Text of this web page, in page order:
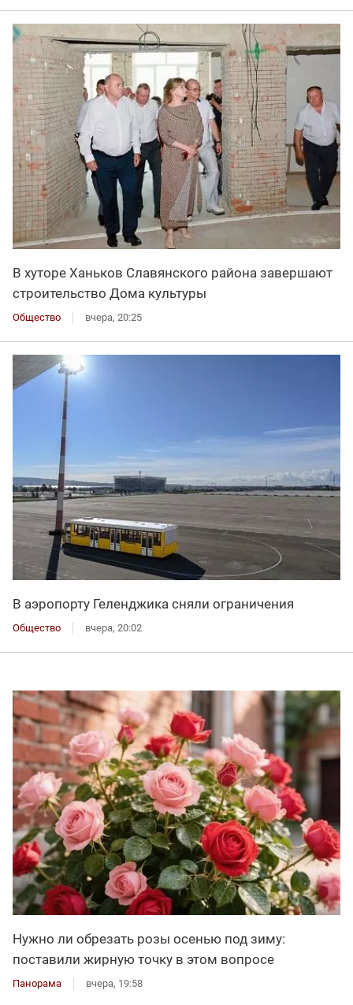
В хуторе Ханьков Славянского района завершают
строительство Дома культуры
Общество вчера, 20:25
В аэропорту Геленджика сняли ограничения
Общество вчера, 20:02
Нужно ли обрезать розы осенью под зиму:
поставили жирную точку в этом вопросе
Панорама вчера, 19:58